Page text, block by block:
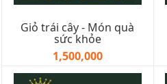
Giỏ trái cây - Món quà
sức khỏe
1,500,000